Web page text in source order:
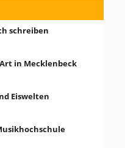
schreiben
in Mecklenbeck
Eiswelten